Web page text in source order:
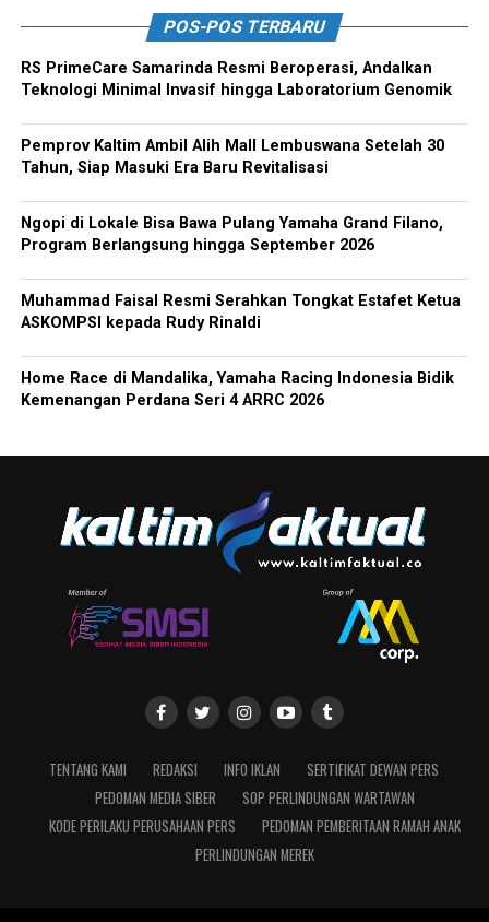
POS-POS TERBARU
RS PrimeCare Samarinda Resmi Beroperasi, Andalkan
Teknologi Minimal Invasif hingga Laboratorium Genomik
Pemprov Kaltim Ambil Alih Mall Lembuswana Setelah 30
Tahun, Siap Masuki Era Baru Revitalisasi
Ngopi di Lokale Bisa Bawa Pulang Yamaha Grand Filano,
Program Berlangsung hingga September 2026
Muhammad Faisal Resmi Serahkan Tongkat Estafet Ketua
ASKOMPSI kepada Rudy Rinaldi
Home Race di Mandalika, Yamaha Racing Indonesia Bidik
Kemenangan Perdana Seri 4 ARRC 2026
TENTANG KAMI REDAKSI INFO IKLAN
SERTIFIKAT DEWAN PERS
PEDOMAN MEDIA SIBER
SOP PERLINDUNGAN WARTAWAN
KODE PERILAKU PERUSAHAAN PERS
PEDOMAN PEMBERITAAN RAMAH ANAK
PERLINDUNGAN MEREK